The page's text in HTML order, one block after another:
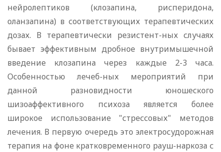
нейролептиков (клозапина, рисперидона,
оланзапина) в соответствующих терапевтических
дозах. В терапевтически резистент-ных случаях
бывает эффективным дробное внутримышечной
введение клозапина через каждые 2-3 часа.
Особенностью лечеб-ных мероприятий при
данной разновидности юношеского
шизоаффективного психоза является более
широкое использование "стрессовых" методов
лечения. В первую очередь это электросудорожная
терапия на фоне кратковременного рауш-наркоза с